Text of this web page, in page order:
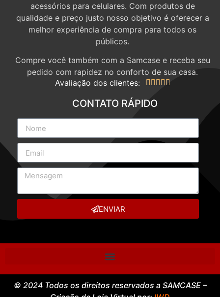
acessórios para celulares. Com produtos de
qualidade e preço justo nosso objetivo é oferecer a
melhor experiência de compra para todos os
públicos.
Compre você também com a Samcase e receba seu
pedido com rapidez no conforto de sua casa.
Avaliação dos clientes:
    
CONTATO RÁPIDO
ENVIAR
© 2024 Todos os direitos reservados a SAMCASE –